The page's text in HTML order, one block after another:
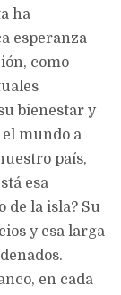
ha
esperanza
como
bienestar y
mundo a
país,
esa
de la isla? Su
y esa larga
en cada